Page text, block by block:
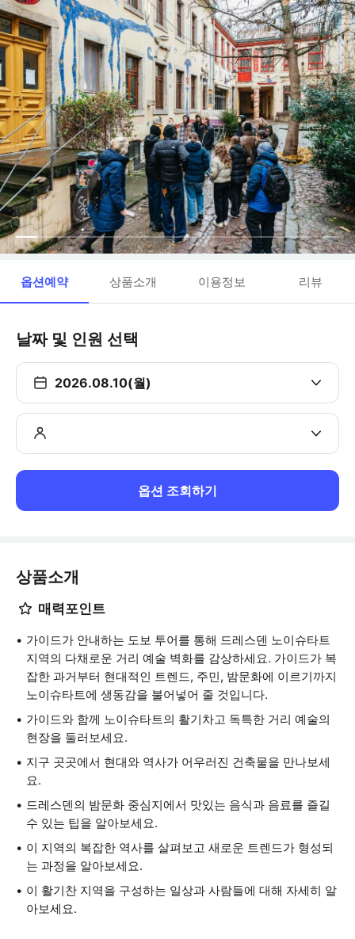
옵션예약 상품소개 이용정보 리뷰
날짜 및 인원 선택
2026.08.10(월)
옵션 조회하기
상품소개
매력포인트
가이드가 안내하는 도보 투어를 통해 드레스덴 노이슈타트
지역의 다채로운 거리 예술 벽화를 감상하세요. 가이드가 복
잡한 과거부터 현대적인 트렌드, 주민, 밤문화에 이르기까지
노이슈타트에 생동감을 불어넣어 줄 것입니다.
가이드와 함께 노이슈타트의 활기차고 독특한 거리 예술의
현장을 둘러보세요.
지구 곳곳에서 현대와 역사가 어우러진 건축물을 만나보세
요.
드레스덴의 밤문화 중심지에서 맛있는 음식과 음료를 즐길
수 있는 팁을 알아보세요.
이 지역의 복잡한 역사를 살펴보고 새로운 트렌드가 형성되
는 과정을 알아보세요.
이 활기찬 지역을 구성하는 일상과 사람들에 대해 자세히 알
아보세요.